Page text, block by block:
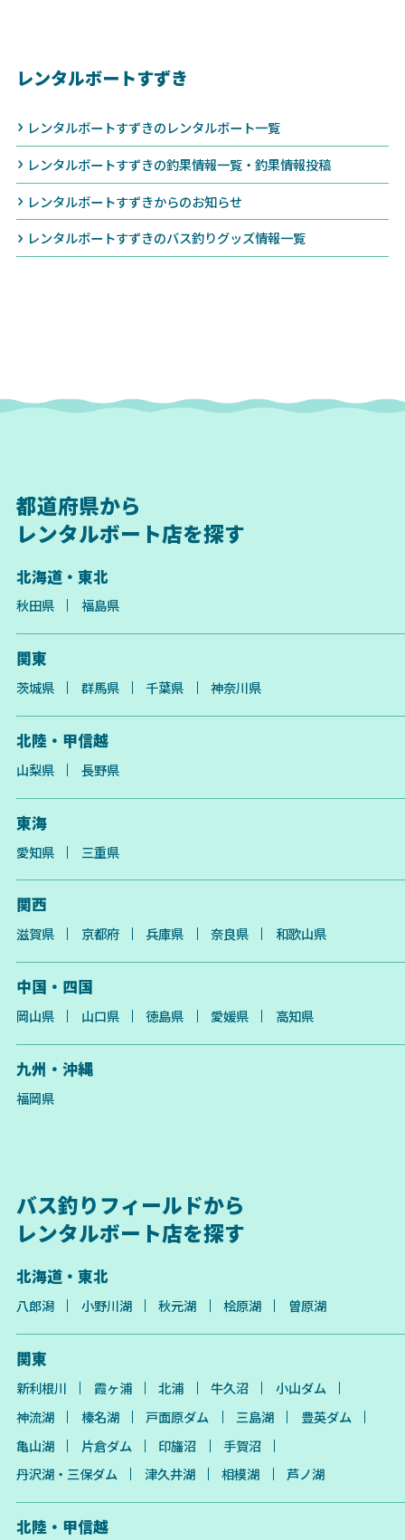
レンタルボートすずき
レンタルボートすずきのレンタルボート一覧
レンタルボートすずきの釣果情報一覧・釣果情報投稿
レンタルボートすずきからのお知らせ
レンタルボートすずきのバス釣りグッズ情報一覧
都道府県から
レンタルボート店を探す
北海道・東北
秋田県 福島県
関東
茨城県 群馬県 千葉県 神奈川県
北陸・甲信越
山梨県 長野県
東海
愛知県 三重県
関西
滋賀県 京都府 兵庫県 奈良県 和歌山県
中国・四国
岡山県 山口県 徳島県 愛媛県 高知県
九州・沖縄
福岡県
バス釣りフィールドから
レンタルボート店を探す
北海道・東北
八郎潟 小野川湖 秋元湖 桧原湖 曽原湖
関東
新利根川 霞ヶ浦 北浦 牛久沼
小山ダム
神流湖
榛名湖 戸面原ダム 三島湖
豊英ダム
亀山湖
片倉ダム 印旛沼
手賀沼
丹沢湖・三保ダム
津久井湖 相模湖 芦ノ湖
北陸・甲信越